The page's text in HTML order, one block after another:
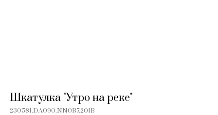
Шкатулка "Утро на реке"
230581.DA090.NN0B7.201B